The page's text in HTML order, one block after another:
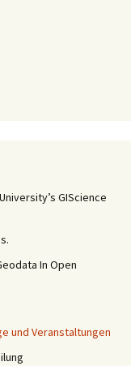
GIScience
In Open
und Veranstaltungen